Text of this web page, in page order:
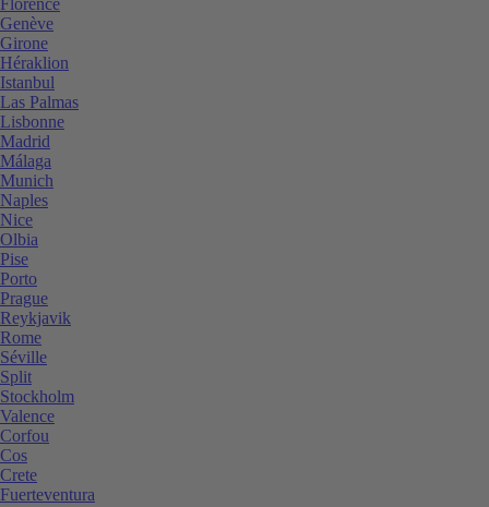
Genève
Girone
Héraklion
Istanbul
Las Palmas
Lisbonne
Madrid
Málaga
Munich
Naples
Nice
Olbia
Pise
Porto
Prague
Reykjavik
Rome
Séville
Split
Stockholm
Valence
Corfou
Cos
Crete
Fuerteventura